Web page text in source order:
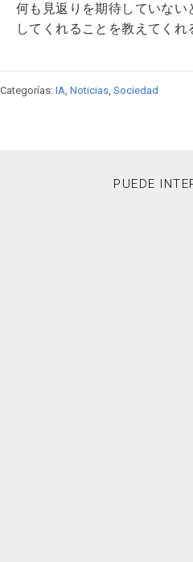
何も見返りを期待していな
してくれることを教えてくれ
Categorías: IA, Noticias, Sociedad
PUEDE